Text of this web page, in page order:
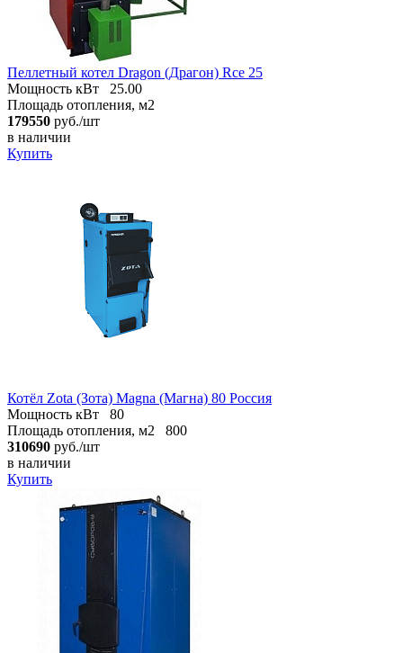
Пеллетный котел Dragon (Драгон) Rce 25
Мощность кВт
25.00
Площадь отопления, м2
179550 руб./шт
в наличии
Купить
Котёл Zota (Зота) Magna (Магна) 80 Россия
Мощность кВт
80
Площадь отопления, м2
800
310690 руб./шт
в наличии
Купить